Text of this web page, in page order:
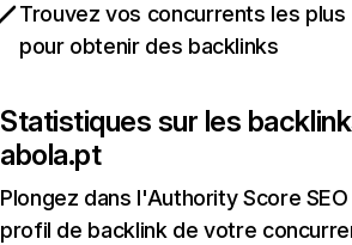
Trouvez vos concurrents les
pour obtenir des backlinks
Statistiques sur les
abola.pt
Plongez dans l'Authority Score
profil de backlink de votre